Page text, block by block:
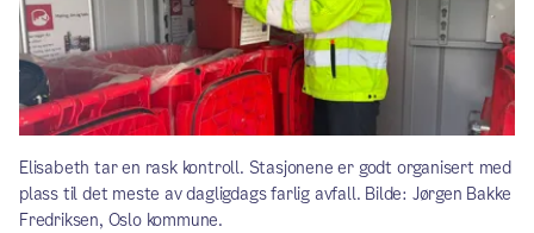
Elisabeth tar en rask kontroll. Stasjonene er godt organisert med
plass til det meste av dagligdags farlig avfall. Bilde: Jørgen Bakke
Fredriksen, Oslo kommune.